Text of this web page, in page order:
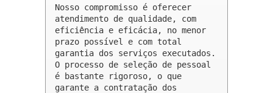
Nosso compromisso é oferecer
atendimento de qualidade, com
eficiência e eficácia, no menor
prazo possível e com total
garantia dos serviços executados.
O processo de seleção de pessoal
é bastante rigoroso, o que
garante a contratação dos